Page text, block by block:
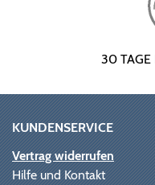
30 TAGE
KUNDENSERVICE
Vertrag widerrufen
Hilfe und Kontakt